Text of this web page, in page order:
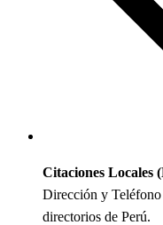
Citaciones Locales
Dirección y Teléfono
directorios de Perú.